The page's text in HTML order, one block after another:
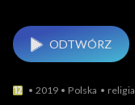
ODTWÓRZ
2019 Polska religia